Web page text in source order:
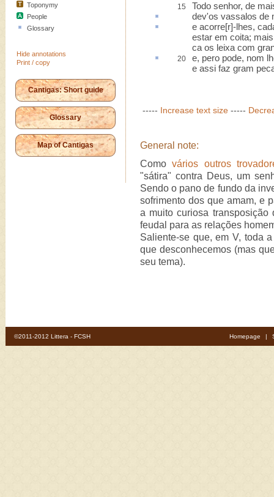
Toponymy
People
Glossary
Hide annotations
Print / copy
Cantigas: Short guide
Glossary
Map of Cantigas
15
Todo senhor, de
dev'os vassalos de
e acorre[r]-lhes,
estar em coita;
ca os leixa com
20 e, pero pode, nom
e assi faz gram
----- Increase text size -----
General note:
Comovários outros
"sátira" contra Deus, um
Sendo o pano de fundo da
sofrimento dos que amam, e
a muito curiosa
feudal para as relações
Saliente-se que, em V, toda
que desconhecemos (mas
seu tema).
©2011-2012 Littera - FCSH Homepage |